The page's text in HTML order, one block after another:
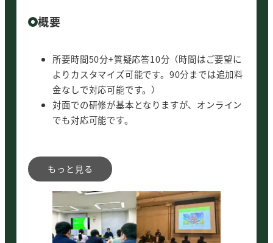
概要
所要時間50分+質疑応答10分（時間はご要望に
よりカスタマイズ可能です。90分までは追加料
金なしで対応可能です。）
対面での研修が基本となりますが、オンライン
でも対応可能です。
生成AIの基本
生成AIの種類（ChatGPT・Gemini・
NotebookLM・Claude他）
AIエージェントとフィジカルAI